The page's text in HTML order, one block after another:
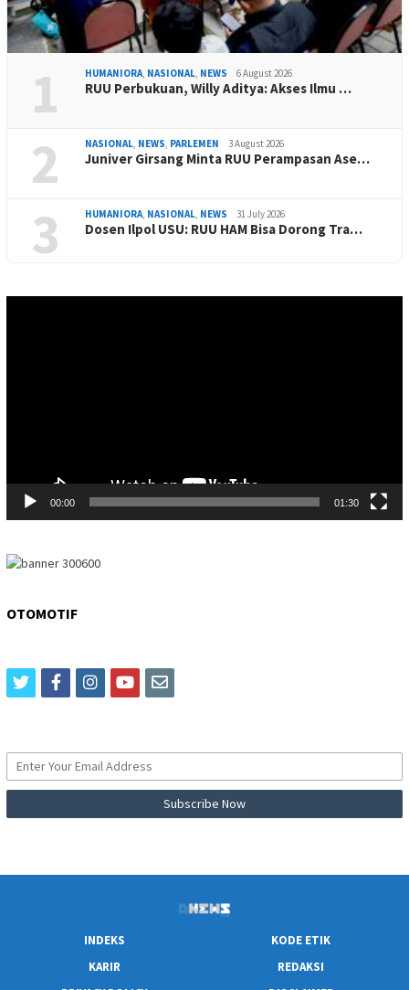
1 HUMANIORA, NASIONAL, NEWS 6 August 2026
RUU Perbukuan, Willy Aditya: Akses Ilmu …
2 NASIONAL, NEWS, PARLEMEN 3 August 2026
Juniver Girsang Minta RUU Perampasan Ase…
3 HUMANIORA, NASIONAL, NEWS 31 July 2026
Dosen Ilpol USU: RUU HAM Bisa Dorong Tra…
00:00 01:30
OTOMOTIF
twitterfacebookinstagram
youtubeemail
INDEKS
KODE ETIK
KARIR
REDAKSI